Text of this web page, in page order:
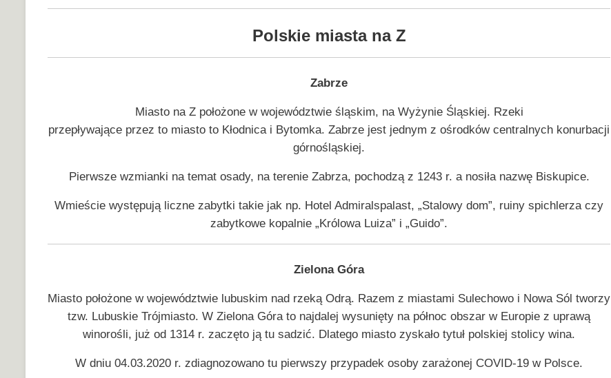
Polskie miasta na Z
Zabrze
Miasto na Z położone w województwie śląskim, na Wyżynie Śląskiej. Rzeki
przepływające przez to miasto to Kłodnica i Bytomka. Zabrze jest jednym z ośrodków centralnych konurbacji
górnośląskiej.
Pierwsze wzmianki na temat osady, na terenie Zabrza, pochodzą z 1243 r. a nosiła nazwę Biskupice.
Wmieście występują liczne zabytki takie jak np. Hotel Admiralspalast, „Stalowy dom”, ruiny spichlerza czy
zabytkowe kopalnie „Królowa Luiza” i „Guido”.
Zielona Góra
Miasto położone w województwie lubuskim nad rzeką Odrą. Razem z miastami Sulechowo i Nowa Sól tworzy
tzw. Lubuskie Trójmiasto. W Zielona Góra to najdalej wysunięty na północ obszar w Europie z uprawą
winorośli, już od 1314 r. zaczęto ją tu sadzić. Dlatego miasto zyskało tytuł polskiej stolicy wina.
W dniu 04.03.2020 r. zdiagnozowano tu pierwszy przypadek osoby zarażonej COVID-19 w Polsce.